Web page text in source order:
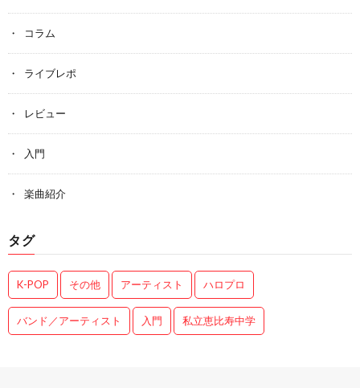
コラム
ライブレポ
レビュー
入門
楽曲紹介
タグ
K-POP その他 アーティスト ハロプロ
バンド／アーティスト 入門 私立恵比寿中学